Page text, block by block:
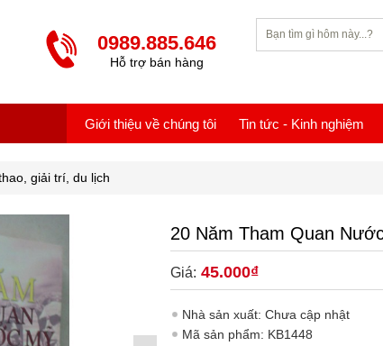
0989.885.646
Hỗ trợ bán hàng
Giới thiệu về chúng tôi Tin tức - Kinh nghiệm
giải trí, du lịch
20 Năm Tham Quan
Giá: 45.000₫
Nhà sản xuất: Chưa cập nhật
Mã sản phẩm: KB1448